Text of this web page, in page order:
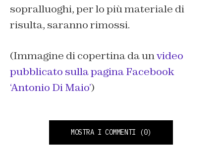
sopralluoghi, per lo più materiale di
risulta, saranno rimossi.
(Immagine di copertina da unvideo
pubblicato sulla pagina Facebook
‘Antonio Di Maio’)
MOSTRA I COMMENTI (0)